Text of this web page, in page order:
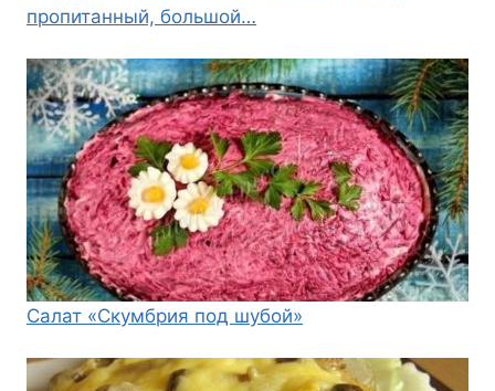
пропитанный, большой…
Салат «Скумбрия под шубой»